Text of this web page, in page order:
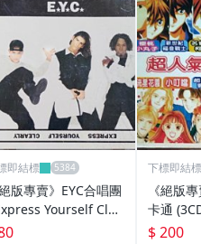
即結標
絕版專賣》EYC合唱團
Yourself Clea
次自我表白
下標即結標
《絕版
卡通
$ 200